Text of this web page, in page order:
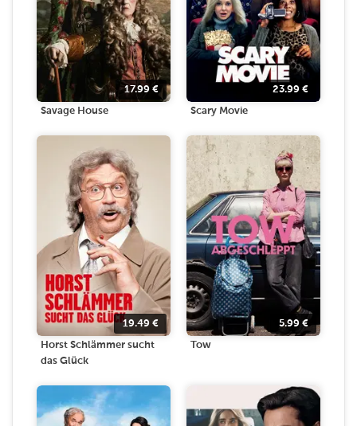
17.99 €
Savage House
23.99 €
Scary Movie
19.49 €
Horst Schlämmer sucht
das Glück
5.99 €
Tow